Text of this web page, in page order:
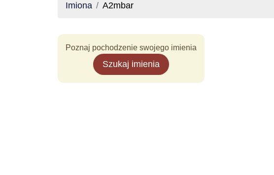
Imiona A2mbar
Poznaj pochodzenie swojego imienia
Szukaj imienia